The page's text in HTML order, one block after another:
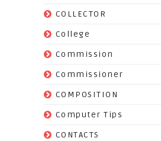
COLLECTOR
College
Commission
Commissioner
COMPOSITION
Computer Tips
CONTACTS